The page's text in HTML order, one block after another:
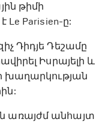
թիմի
Le Parisien-ը:
Դիդյե Դեշամը
Իսրայելի և
խաղարկության
առայժմ անհայտ